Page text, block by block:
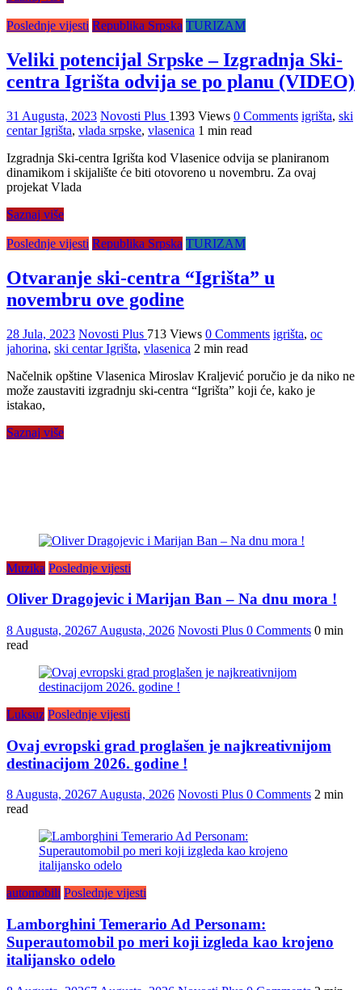
Poslednje vijesti Republika Srpska TURIZAM
Veliki potencijal Srpske – Izgradnja Ski-
centra Igrišta odvija se po planu (VIDEO)
31 Augusta, 2023 Novosti Plus 1393 Views 0 Comments igrišta, ski
centar Igrišta, vlada srpske, vlasenica 1 min read
Izgradnja Ski-centra Igrišta kod Vlasenice odvija se planiranom
dinamikom i skijalište će biti otovoreno u novembru. Za ovaj
projekat Vlada
Saznaj više
Poslednje vijesti Republika Srpska TURIZAM
Otvaranje ski-centra “Igrišta” u
novembru ove godine
28 Jula, 2023 Novosti Plus 713 Views 0 Comments igrišta, oc
jahorina, ski centar Igrišta, vlasenica 2 min read
Načelnik opštine Vlasenica Miroslav Kraljević poručio je da niko ne
može zaustaviti izgradnju ski-centra “Igrišta” koji će, kako je
istakao,
Saznaj više
Muzika Poslednje vijesti
Oliver Dragojevic i Marijan Ban – Na dnu mora !
8 Augusta, 20267 Augusta, 2026 Novosti Plus 0 Comments 0 min
read
Luksuz Poslednje vijesti
Ovaj evropski grad proglašen je najkreativnijom
destinacijom 2026. godine !
8 Augusta, 20267 Augusta, 2026 Novosti Plus 0 Comments 2 min
read
automobili Poslednje vijesti
Lamborghini Temerario Ad Personam:
Superautomobil po meri koji izgleda kao krojeno
italijansko odelo